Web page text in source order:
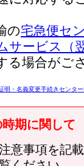
の宅急便セ
サービス（
る場合がご
明・名義変更手続きセンタ
時期に関して
意事項を記